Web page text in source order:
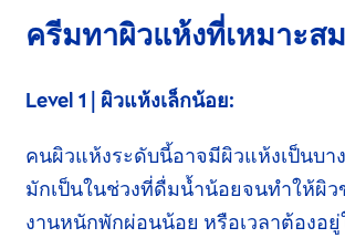
ครีมทาผิวแห้งที่เหมาะสม
Level 1 | ผิวแห้งเล็กน้อย:
คนผิวแห้งระดับนี้อาจมีผิวแห้งเป็นบาง
มักเป็นในช่วงที่ดื่มน้ำน้อยจนทำให้ผิว
งานหนักพักผ่อนน้อย หรือเวลาต้องอ